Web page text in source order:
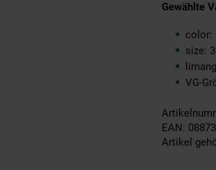
Gewählte
color:
size:
VG-
EAN:
Artikel